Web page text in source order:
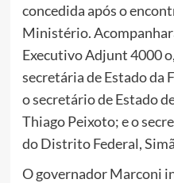
concedida após o
Ministério.
Executivo Adjunt 4000
secretária de Estado da
o secretário de Estado
Thiago Peixoto; e o
do Distrito Federal,
O governador Marconi